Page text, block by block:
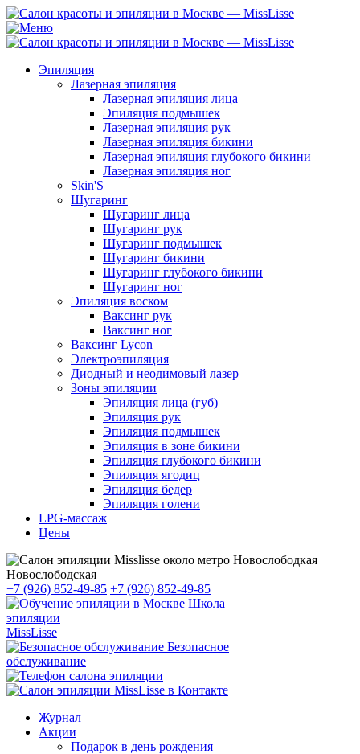
Эпиляция
Лазерная эпиляция
Лазерная эпиляция лица
Эпиляция подмышек
Лазерная эпиляция рук
Лазерная эпиляция бикини
Лазерная эпиляция глубокого бикини
Лазерная эпиляция ног
Skin'S
Шугаринг
Шугаринг лица
Шугаринг рук
Шугаринг подмышек
Шугаринг бикини
Шугаринг глубокого бикини
Шугаринг ног
Эпиляция воском
Ваксинг рук
Ваксинг ног
Ваксинг Lycon
Электроэпиляция
Диодный и неодимовый лазер
Зоны эпиляции
Эпиляция лица (губ)
Эпиляция рук
Эпиляция подмышек
Эпиляция в зоне бикини
Эпиляция глубокого бикини
Эпиляция ягодиц
Эпиляция бедер
Эпиляция голени
LPG-массаж
Цены
Новослободская
+7 (926) 852-49-85 +7 (926) 852-49-85
Школа
эпиляции
MissLisse
Безопасное
обслуживание
Журнал
Акции
Подарок в день рождения